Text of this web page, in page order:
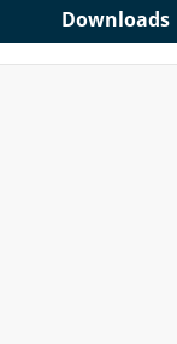
Downloads